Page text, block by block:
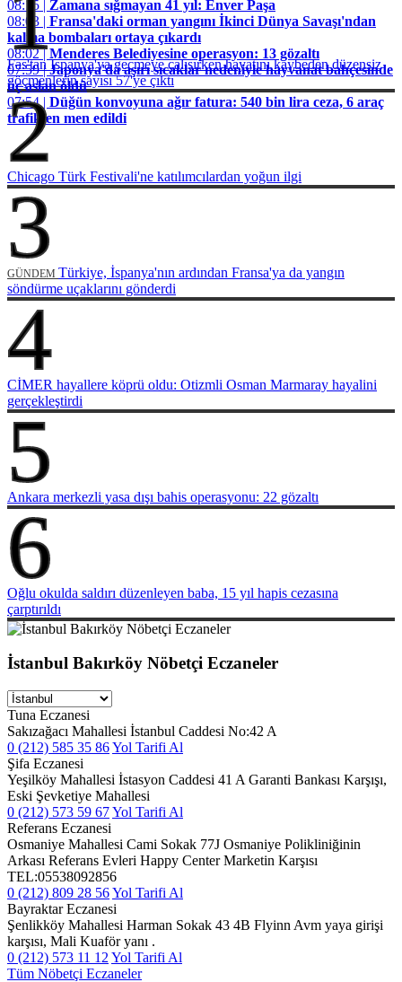
08:15 | Zamana sığmayan 41 yıl: Enver Paşa
08:03 | Fransa'daki orman yangını İkinci Dünya Savaşı'ndan
kalma bombaları ortaya çıkardı
08:02 |Menderes Belediyesine operasyon: 13 gözaltı
07:59 |Japonya'da aşırı sıcaklar nedeniyle hayvanat bahçesinde
üç aslan öldü
07:54 | Düğün konvoyuna ağır fatura: 540 bin lira ceza, 6 araç
trafikten men edildi
Fas'tan İspanya'ya geçmeye çalışırken hayatını kaybeden düzensiz
göçmenlerin sayısı 57'ye çıktı
2
Chicago Türk Festivali'ne katılımcılardan yoğun ilgi
3
GÜNDEM Türkiye, İspanya'nın ardından Fransa'ya da yangın
söndürme uçaklarını gönderdi
4
CİMER hayallere köprü oldu: Otizmli Osman Marmaray hayalini
gerçekleştirdi
5
Ankara merkezli yasa dışı bahis operasyonu: 22 gözaltı
6
Oğlu okulda saldırı düzenleyen baba, 15 yıl hapis cezasına
çarptırıldı
İstanbul Bakırköy Nöbetçi Eczaneler
Tuna Eczanesi
Sakızağacı Mahallesi İstanbul Caddesi No:42 A
0 (212) 585 35 86Yol Tarifi Al
Şifa Eczanesi
Yeşilköy Mahallesi İstasyon Caddesi 41 A Garanti Bankası Karşışı,
Eski Şevketiye Mahallesi
0 (212) 573 59 67Yol Tarifi Al
Referans Eczanesi
Osmaniye Mahallesi Cami Sokak 77J Osmaniye Polikliniğinin
Arkası Referans Evleri Happy Center Marketin Karşısı
TEL:05538092856
0 (212) 809 28 56Yol Tarifi Al
Bayraktar Eczanesi
Şenlikköy Mahallesi Harman Sokak 43 4B Flyinn Avm yaya girişi
karşısı, Mali Kuaför yanı .
0 (212) 573 11 12 Yol Tarifi Al
Tüm Nöbetçi Eczaneler